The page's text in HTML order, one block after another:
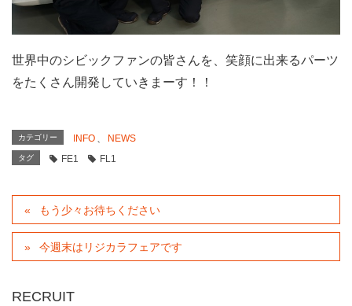
世界中のシビックファンの皆さんを、笑顔に出来るパーツ
をたくさん開発していきまーす！！
カテゴリー INFO 、 NEWS
タグ FE1 FL1
もう少々お待ちください
今週末はリジカラフェアです
RECRUIT